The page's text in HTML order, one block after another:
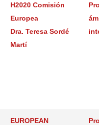
H2020 Comisión
Europea
Dra. Teresa Sordé
Martí
EUROPEAN